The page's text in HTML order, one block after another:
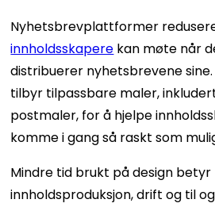
Nyhetsbrevplattformer
innholdsskapere kan møte når
distribuerer nyhetsbrevene
tilbyr tilpassbare maler,
postmaler, for å hjelpe
komme i gang så raskt som
Mindre tid brukt på design
innholdsproduksjon, drift og til